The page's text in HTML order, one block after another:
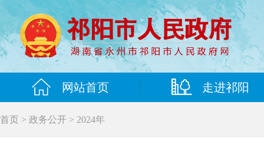
网站首页 走进祁阳
首页 > 政务公开 > 2024年